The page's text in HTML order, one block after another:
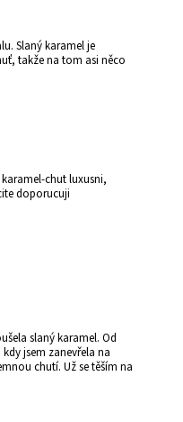
Slaný karamel je
takže na tom asi něco
chut luxusni,
doporucuji
slaný karamel. Od
jsem zanevřela na
chutí. Už se těším na